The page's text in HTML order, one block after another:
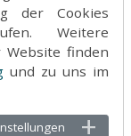
Dritter als
auf eine
werden, bitten
Hinweis. Bei
werden wir
der Cookies
Weitere
Website finden
und zu uns im